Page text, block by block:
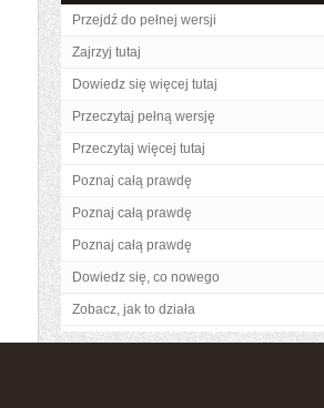
Przejdź do pełnej wersji
Zajrzyj tutaj
Dowiedz się więcej tutaj
Przeczytaj pełną wersję
Przeczytaj więcej tutaj
Poznaj całą prawdę
Poznaj całą prawdę
Poznaj całą prawdę
Dowiedz się, co nowego
Zobacz, jak to działa